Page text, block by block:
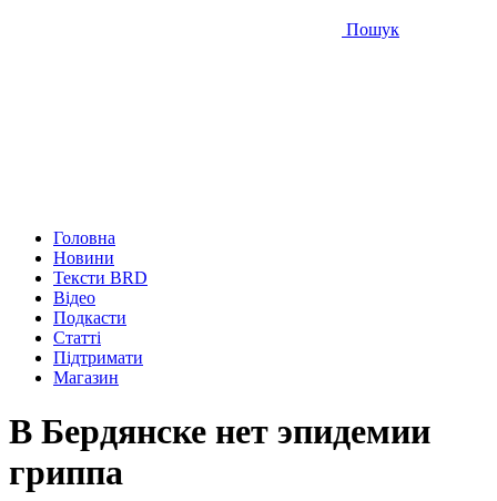
Пошук
Головна
Новини
Тексти BRD
Відео
Подкасти
Статті
Підтримати
Магазин
В Бердянске нет эпидемии
гриппа